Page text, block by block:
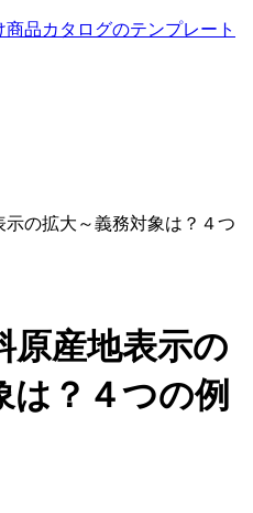
品カタログのテンプレート
の拡大～義務対象は？４つ
原産地表示の
は？４つの例